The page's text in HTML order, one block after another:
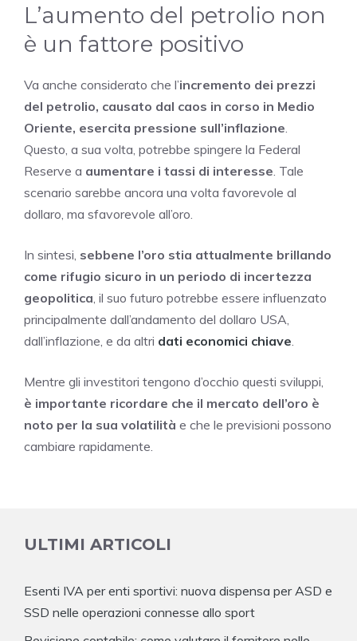
L’aumento del petrolio non
è un fattore positivo
Va anche considerato che l’incremento dei prezzi
del petrolio, causato dal caos in corso in Medio
Oriente, esercita pressione sull’inflazione
Questo, a sua volta, potrebbe spingere la Federal
Reserve a aumentare i tassi di interesse . Tale
scenario sarebbe ancora una volta favorevole al
dollaro, ma sfavorevole all’oro.
In sintesi, sebbene l’oro stia attualmente brillando
come rifugio sicuro in un periodo di incertezza
geopolitica , il suo futuro potrebbe essere influenzato
principalmente dall’andamento del dollaro USA,
dall’inflazione, e da altri dati economici chiave
Mentre gli investitori tengono d’occhio questi sviluppi,
è importante ricordare che il mercato dell’oro è
noto per la sua volatilità e che le previsioni possono
cambiare rapidamente.
ULTIMI ARTICOLI
Esenti IVA per enti sportivi: nuova dispensa per ASD e
SSD nelle operazioni connesse allo sport